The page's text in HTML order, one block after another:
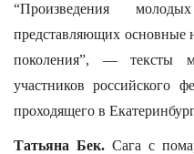
“Произведения
представляющих основные
поколения”, — тексты
участников российского
проходящего в
Татьяна Бек. Сага с